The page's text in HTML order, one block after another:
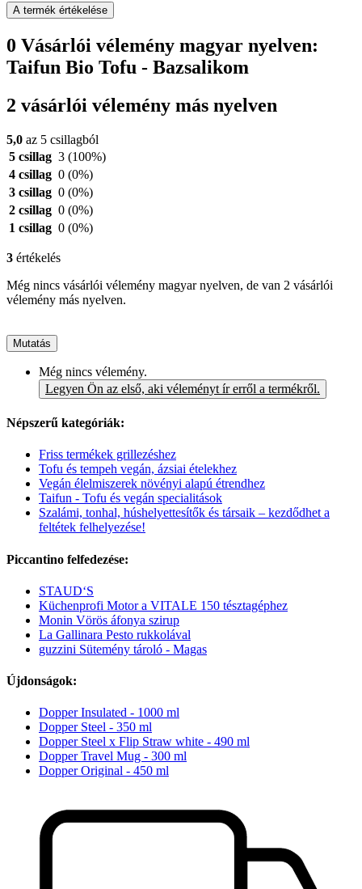
A termék értékelése
0 Vásárlói vélemény magyar nyelven:
Taifun Bio Tofu - Bazsalikom
2 vásárlói vélemény más nyelven
5,0 az 5 csillagból
5 csillag 3 (100%)
4 csillag 0 (0%)
3 csillag 0 (0%)
2 csillag 0 (0%)
1 csillag 0 (0%)
3 értékelés
Még nincs vásárlói vélemény magyar nyelven, de van 2 vásárlói
vélemény más nyelven.
Mutatás
Még nincs vélemény.
Legyen Ön az első, aki véleményt ír erről a termékről.
Népszerű kategóriák:
Friss termékek grillezéshez
Tofu és tempeh vegán, ázsiai ételekhez
Vegán élelmiszerek növényi alapú étrendhez
Taifun - Tofu és vegán specialitások
Szalámi, tonhal, húshelyettesítők és társaik – kezdődhet a
feltétek felhelyezése!
Piccantino felfedezése:
STAUD‘S
Küchenprofi Motor a VITALE 150 tésztagéphez
Monin Vörös áfonya szirup
La Gallinara Pesto rukkolával
guzzini Sütemény tároló - Magas
Újdonságok:
Dopper Insulated - 1000 ml
Dopper Steel - 350 ml
Dopper Steel x Flip Straw white - 490 ml
Dopper Travel Mug - 300 ml
Dopper Original - 450 ml